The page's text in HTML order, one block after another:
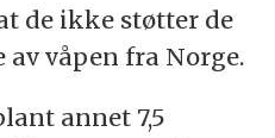
de ikke støtter de
våpen fra Norge.
annet 7,5